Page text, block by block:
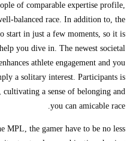
sets people of comparable
may well-balanced race.In
you to start in just a few
to help you dive in. The
bingo enhances athlete
than simply a solitary interest.
cultivating a sense of
you can
for the MPL, the gamer have to